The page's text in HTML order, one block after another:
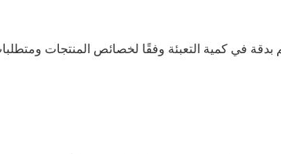
بدقة في كمية التعبئة وفقًا لخصائص المنتجات